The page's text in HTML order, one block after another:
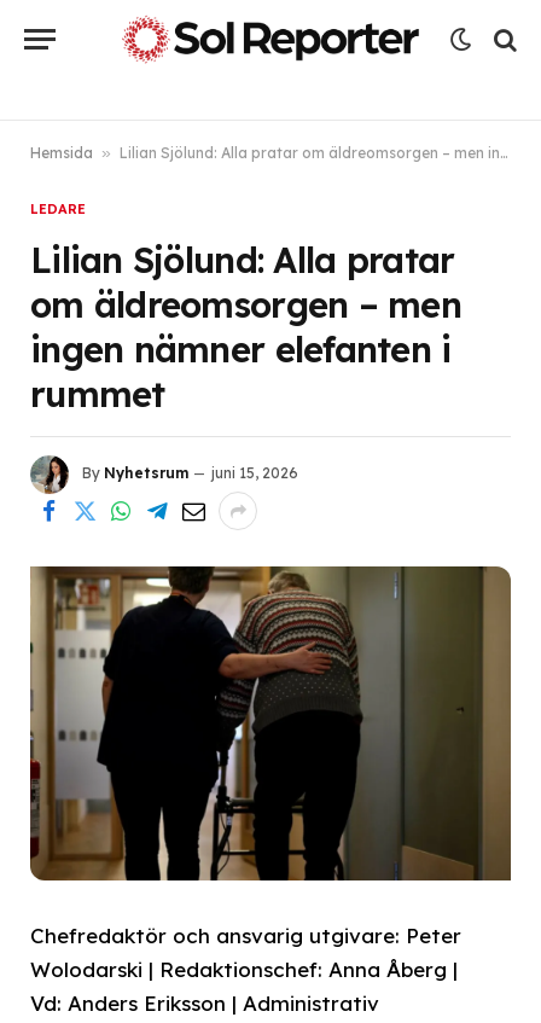
Hemsida » Lilian Sjölund: Alla pratar om äldreomsorgen – men ingen nämner elefanten i rummet
LEDARE
Lilian Sjölund: Alla pratar
om äldreomsorgen – men
ingen nämner elefanten i
rummet
By Nyhetsrum juni 15, 2026
Chefredaktör och ansvarig utgivare: Peter
Wolodarski | Redaktionschef: Anna Åberg |
Vd: Anders Eriksson | Administrativ